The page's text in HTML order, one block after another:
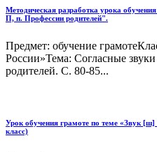
Методическая разработка урока
П, п. Профессии родителей".
Предмет: обучение
России»Тема: Согласные
родителей. С. 80-85...
Урок обучения грамоте по теме «Звук
класс)